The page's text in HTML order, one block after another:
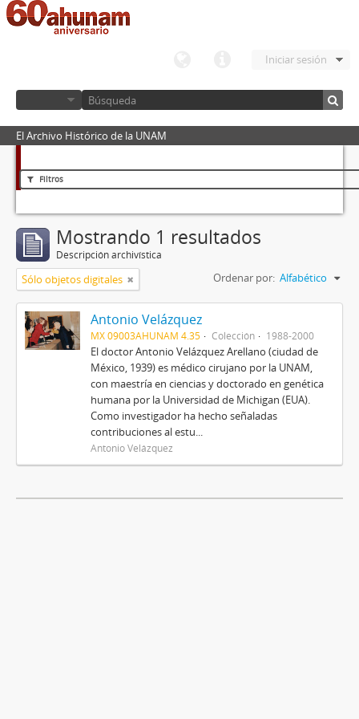
Iniciar sesión
El Archivo Histórico de la UNAM
Filtros
Mostrando 1 resultados
Descripción archivística
Sólo objetos digitales Ordenar por: Alfabético
Antonio Velázquez
MX 09003AHUNAM 4.35 Colección 1988-2000
El doctor Antonio Velázquez Arellano (ciudad de
México, 1939) es médico cirujano por la UNAM,
con maestría en ciencias y doctorado en genética
humana por la Universidad de Michigan (EUA).
Como investigador ha hecho señaladas
contribuciones al estu...
Antonio Velázquez